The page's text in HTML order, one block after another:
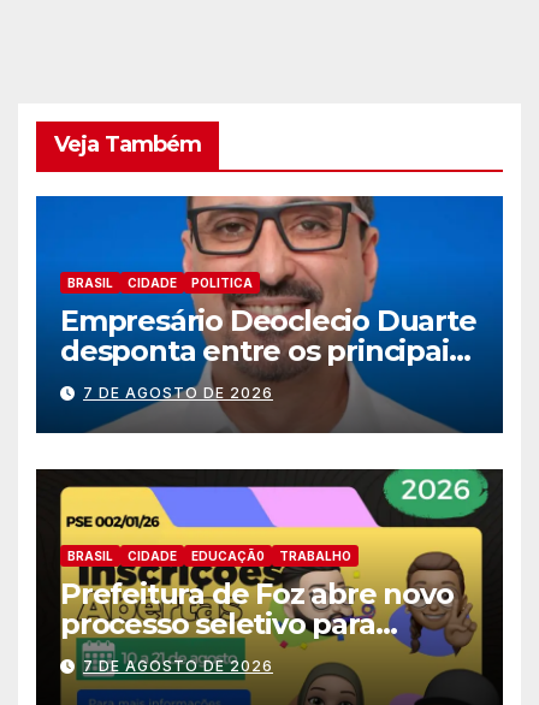
Veja Também
BRASIL CIDADE POLITICA
Empresário Deoclecio Duarte
desponta entre os principais
nomes do União Brasil para
deputado estadual
7 DE AGOSTO DE 2026
BRASIL CIDADE EDUCAÇÃ0 TRABALHO
Prefeitura de Foz abre novo
processo seletivo para
estagiários
7 DE AGOSTO DE 2026